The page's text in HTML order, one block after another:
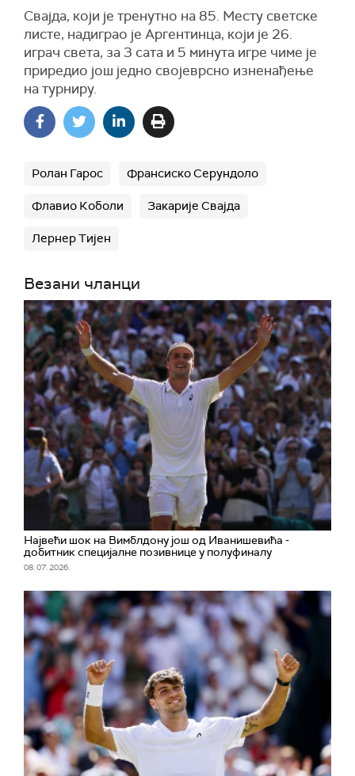
Свајда, који је тренутно на 85. Месту светске
листе, надиграо је Аргентинца, који је 26.
играч света, за 3 сата и 5 минута игре чиме је
приредио још једно својеврсно изненађење
на турниру.
Ролан Гарос Франсиско Серундоло
Флавио Коболи Закарије Свајда
Лернер Тијен
Везани чланци
Највећи шок на Вимблдону још од Иванишевића -
добитник специјалне позивнице у полуфиналу
08. 07. 2026.